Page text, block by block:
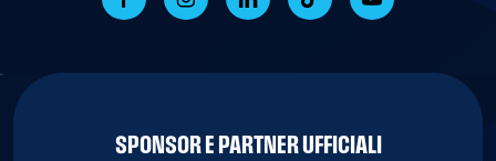
SPONSOR E PARTNER UFFICIALI